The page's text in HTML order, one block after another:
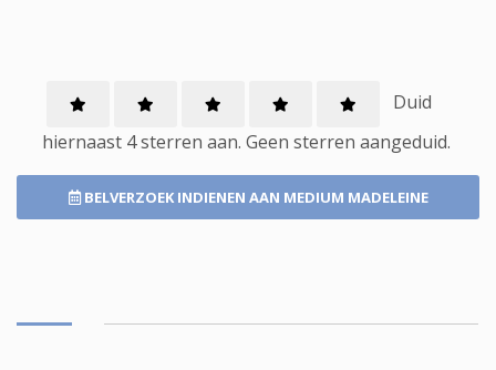
Duid
hiernaast 4 sterren aan. Geen sterren aangeduid.
BELVERZOEK INDIENEN AAN MEDIUM MADELEINE